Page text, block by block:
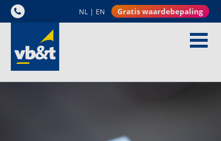
NL | EN Gratis waardebepaling